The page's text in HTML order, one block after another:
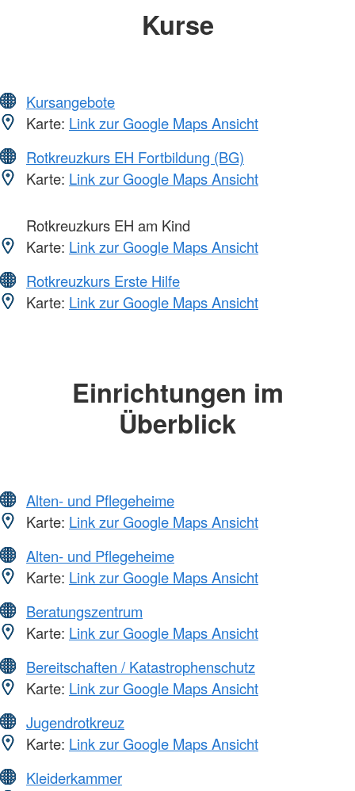
Kurse
Kursangebote
Karte: Link zur Google Maps Ansicht
Rotkreuzkurs EH Fortbildung (BG)
Karte: Link zur Google Maps Ansicht
Rotkreuzkurs EH am Kind
Karte: Link zur Google Maps Ansicht
Rotkreuzkurs Erste Hilfe
Karte: Link zur Google Maps Ansicht
Einrichtungen im
Überblick
Alten- und Pflegeheime
Karte: Link zur Google Maps Ansicht
Alten- und Pflegeheime
Karte: Link zur Google Maps Ansicht
Beratungszentrum
Karte: Link zur Google Maps Ansicht
Bereitschaften / Katastrophenschutz
Karte: Link zur Google Maps Ansicht
Jugendrotkreuz
Karte: Link zur Google Maps Ansicht
Kleiderkammer